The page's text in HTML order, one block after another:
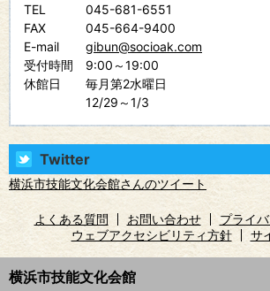
TEL
045-681-6551
FAX
045-664-9400
E-mail
gibun@socioak.com
受付時間
9:00～19:00
休館日
毎月第2水曜日
12/29～1/3
Twitter
横浜市技能文化会館さんのツイート
よくある質問 お問い合わせ
プライ
ウェブアクセシビリティ方針
サ
横浜市技能文化会館